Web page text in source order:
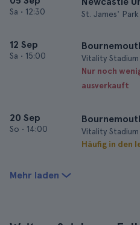
Sa • 12:30 St. James'
12 Sep
Sa • 15:00
Vitality
Nur noch
ausverkauft
20 Sep
So • 14:00
Vitality
Häufig in den
Mehr laden